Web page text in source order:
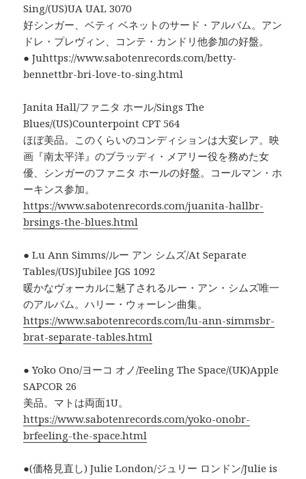
Sing/(US)UA UAL 3070
好シンガー、ベティ ベネットのサード・アルバム。アン
ドレ・プレヴィン、コンテ・カンドリ他参加の好盤。
● Juhttps://www.sabotenrecords.com/betty-
bennettbr-bri-love-to-sing.html
Janita Hall/ファニタ ホール/Sings The
Blues/(US)Counterpoint CPT 564
ほぼ美品。このくらいのコンディションは大変レア。映
画『南太平洋』のブラッディ・メアリー役を務めた女
優、シンガーのファニタ ホールの好盤。コールマン・ホ
ーキンス参加。
https://www.sabotenrecords.com/juanita-hallbr-
brsings-the-blues.html
● Lu Ann Simms/ルー アン シムズ/At Separate
Tables/(US)Jubilee JGS 1092
暖かなヴォーカルに魅了されるルー・アン・シムズ唯一
のアルバム。ハリー・ウォーレン曲集。
https://www.sabotenrecords.com/lu-ann-simmsbr-
brat-separate-tables.html
● Yoko Ono/ヨーコ オノ/Feeling The Space/(UK)Apple
SAPCOR 26
美品。マトは両面1U。
https://www.sabotenrecords.com/yoko-onobr-
brfeeling-the-space.html
●(価格見直し) Julie London/ジュリー ロンドン/Julie is